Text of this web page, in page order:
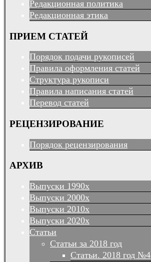
Редакционная политика
Редакционная этика
ПРИЕМ СТАТЕЙ
Порядок подачи рукописей
Правила оформления статей
Структура рукописи
Правила написания статей
Перевод статей
РЕЦЕНЗИРОВАНИЕ
Порядок рецензирования
АРХИВ
Выпуски 1990х
Выпуски 2000х
Выпуски 2010х
Выпуски 2020х
Статьи
Статьи за 2018 год
Статьи. 2018 год №4